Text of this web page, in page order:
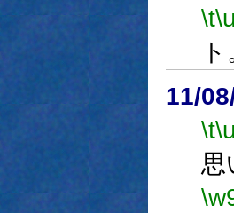
\t\u
ト
11/
\t\u
思